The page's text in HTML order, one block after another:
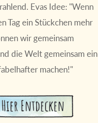
Evas Idee: "Wenn
Tag ein Stückchen mehr
wir gemeinsam
die Welt gemeinsam ein
machen!"